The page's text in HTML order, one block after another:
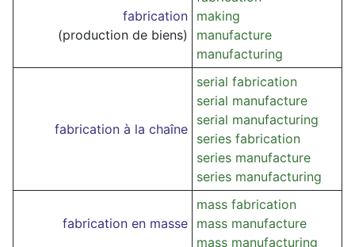
fabrication
(production de biens)
making
manufacture
manufacturing
fabrication à la chaîne
serial fabrication
serial manufacture
serial manufacturing
series fabrication
series manufacture
series manufacturing
fabrication en masse
mass fabrication
mass manufacture
mass manufacturing